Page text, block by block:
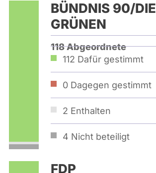
BÜNDNIS 90/­DIE
GRÜNEN
118 Abgeordnete
112 Dafür gestimmt
0 Dagegen gestimmt
2 Enthalten
4 Nicht beteiligt
FDP